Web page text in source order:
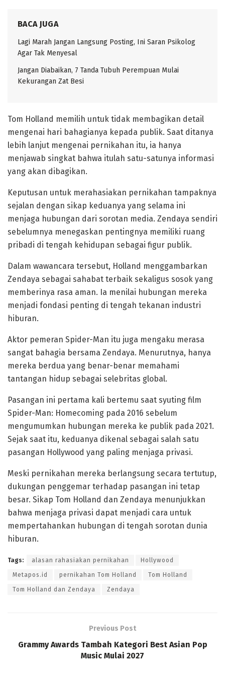
BACA JUGA
Lagi Marah Jangan Langsung Posting, Ini Saran Psikolog
Agar Tak Menyesal
Jangan Diabaikan, 7 Tanda Tubuh Perempuan Mulai
Kekurangan Zat Besi
Tom Holland memilih untuk tidak membagikan detail
mengenai hari bahagianya kepada publik. Saat ditanya
lebih lanjut mengenai pernikahan itu, ia hanya
menjawab singkat bahwa itulah satu-satunya informasi
yang akan dibagikan.
Keputusan untuk merahasiakan pernikahan tampaknya
sejalan dengan sikap keduanya yang selama ini
menjaga hubungan dari sorotan media. Zendaya sendiri
sebelumnya menegaskan pentingnya memiliki ruang
pribadi di tengah kehidupan sebagai figur publik.
Dalam wawancara tersebut, Holland menggambarkan
Zendaya sebagai sahabat terbaik sekaligus sosok yang
memberinya rasa aman. Ia menilai hubungan mereka
menjadi fondasi penting di tengah tekanan industri
hiburan.
Aktor pemeran Spider-Man itu juga mengaku merasa
sangat bahagia bersama Zendaya. Menurutnya, hanya
mereka berdua yang benar-benar memahami
tantangan hidup sebagai selebritas global.
Pasangan ini pertama kali bertemu saat syuting film
Spider-Man: Homecoming pada 2016 sebelum
mengumumkan hubungan mereka ke publik pada 2021.
Sejak saat itu, keduanya dikenal sebagai salah satu
pasangan Hollywood yang paling menjaga privasi.
Meski pernikahan mereka berlangsung secara tertutup,
dukungan penggemar terhadap pasangan ini tetap
besar. Sikap Tom Holland dan Zendaya menunjukkan
bahwa menjaga privasi dapat menjadi cara untuk
mempertahankan hubungan di tengah sorotan dunia
hiburan.
Tags: alasan rahasiakan pernikahan Hollywood
Metapos.id pernikahan Tom Holland Tom Holland
Tom Holland dan Zendaya Zendaya
Previous Post
Grammy Awards Tambah Kategori Best Asian Pop
Music Mulai 2027